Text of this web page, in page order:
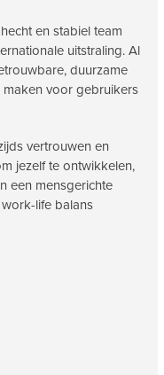
en stabiel team
uitstraling. Al
duurzame
voor gebruikers
vertrouwen en
jezelf te ontwikkelen,
een mensgerichte
life balans